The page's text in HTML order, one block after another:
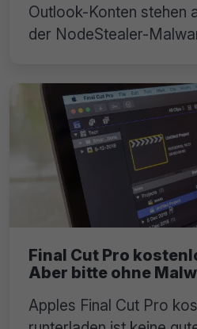
Outlook-Konten stehen
der NodeStealer-
Final Cut Pro
Aber bitte ohne
Apples Final Cut Pro